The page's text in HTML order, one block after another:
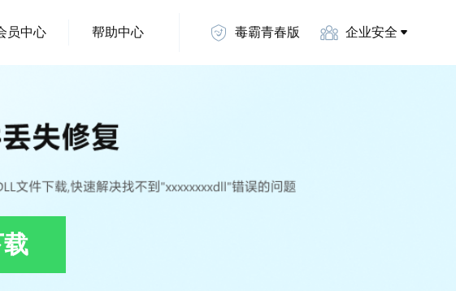
员中心 帮助中心 毒霸青春版 企业安全